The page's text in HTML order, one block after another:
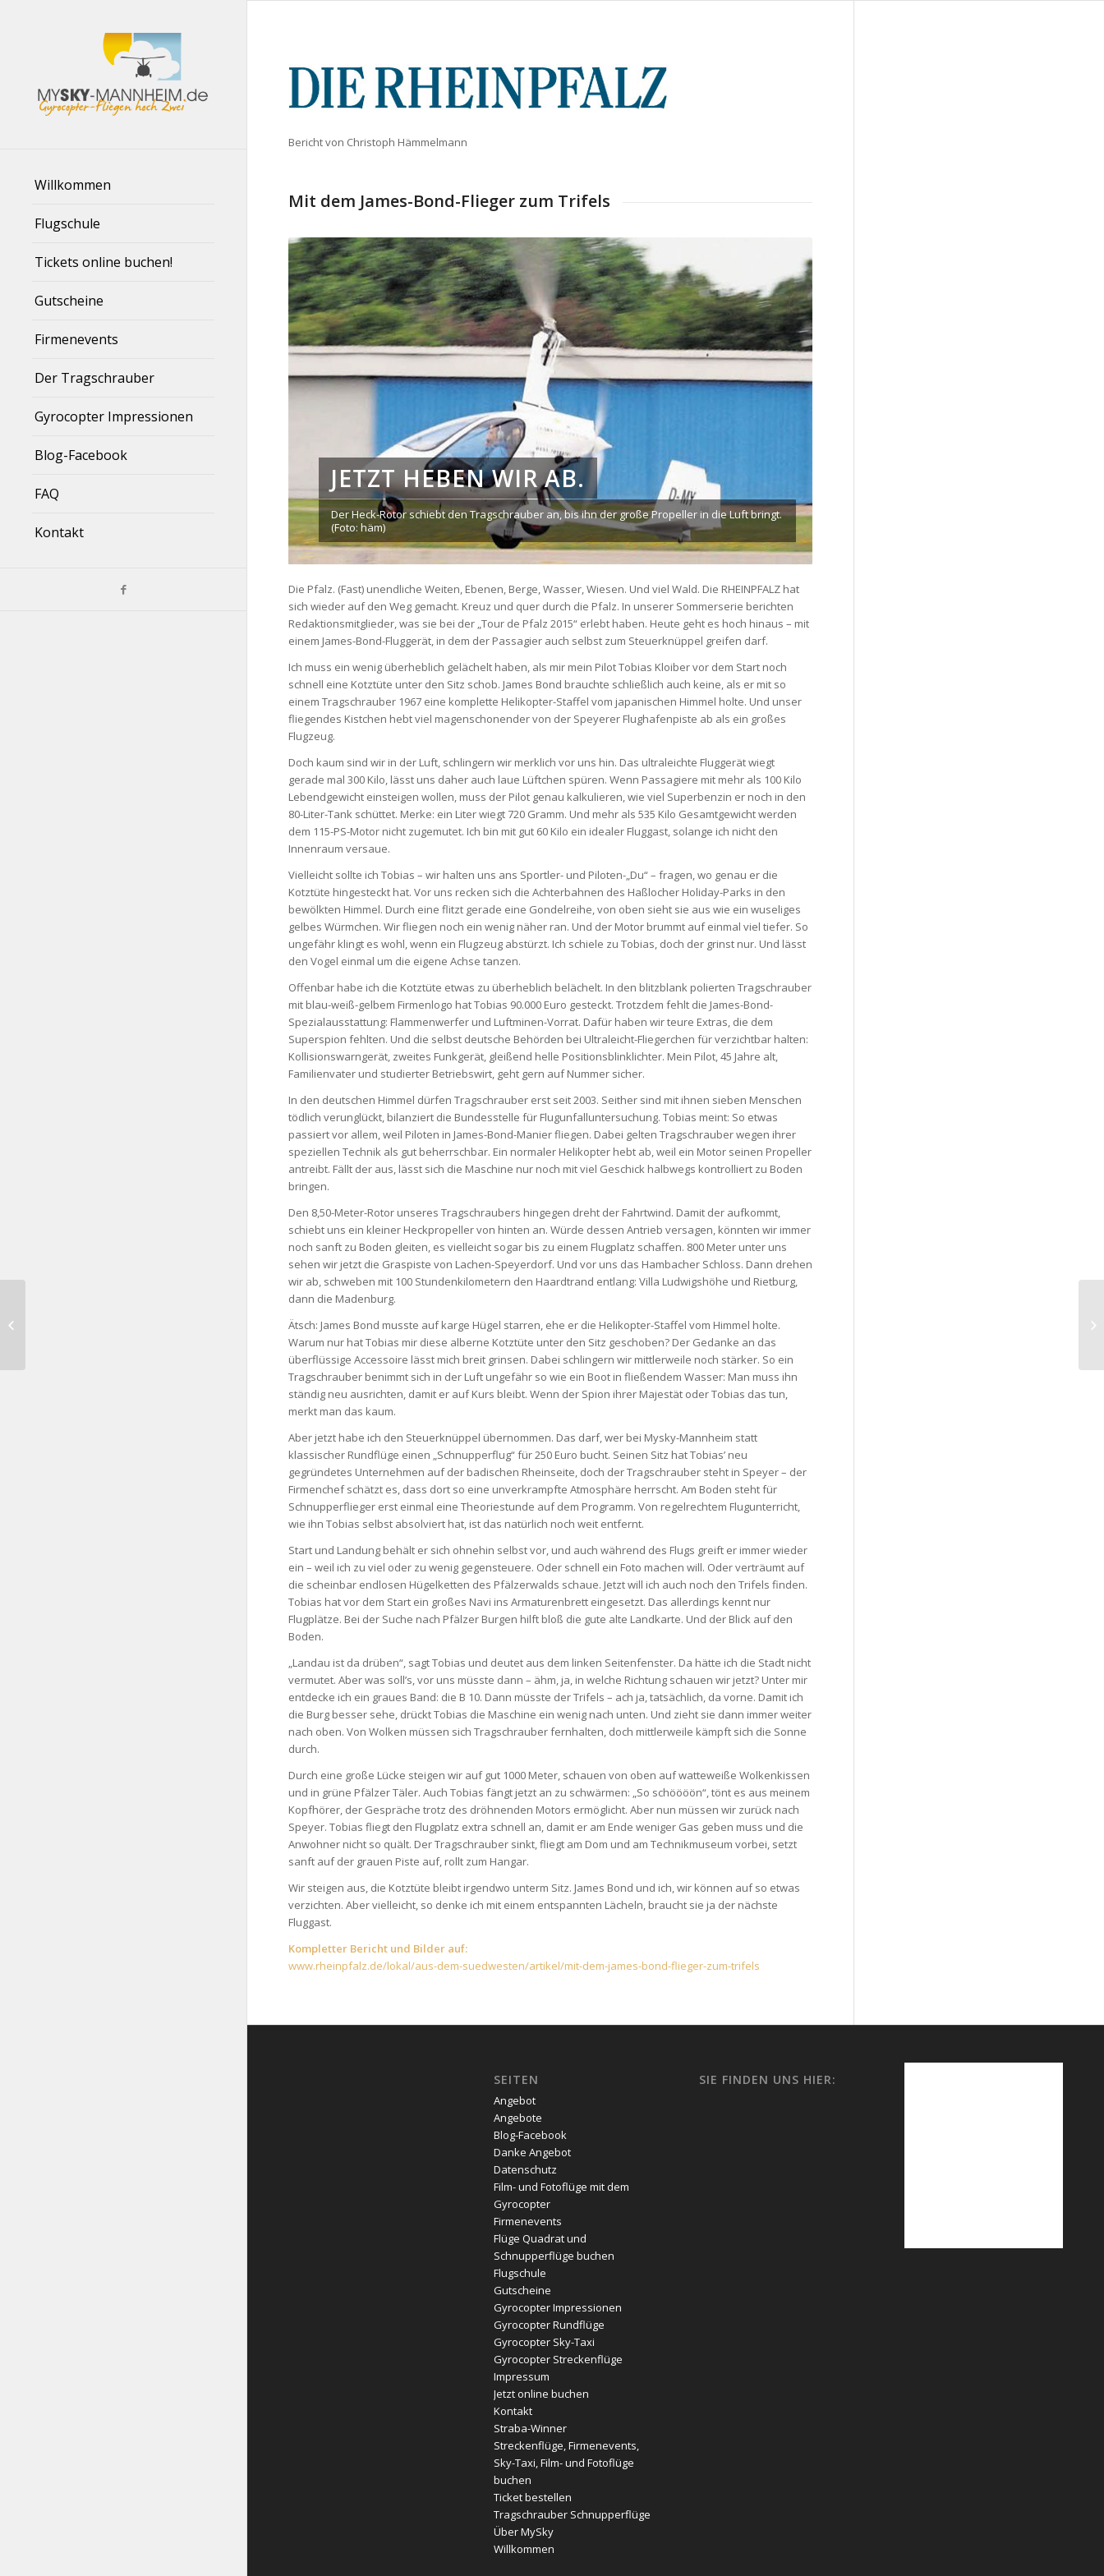
Willkommen
Flugschule
Tickets online buchen!
Gutscheine
Firmenevents
Der Tragschrauber
Gyrocopter Impressionen
Blog-Facebook
FAQ
Kontakt
Bericht von Christoph Hämmelmann
Mit dem James-Bond-Flieger zum Trifels
JETZT HEBEN WIR AB.
Der Heck-Rotor schiebt den Tragschrauber an, bis ihn der große Propeller in die Luft bringt.
(Foto: häm)
Die Pfalz. (Fast) unendliche Weiten, Ebenen, Berge, Wasser, Wiesen. Und viel Wald. Die RHEINPFALZ hat
sich wieder auf den Weg gemacht. Kreuz und quer durch die Pfalz. In unserer Sommerserie berichten
Redaktionsmitglieder, was sie bei der „Tour de Pfalz 2015“ erlebt haben. Heute geht es hoch hinaus – mit
einem James-Bond-Fluggerät, in dem der Passagier auch selbst zum Steuerknüppel greifen darf.
Ich muss ein wenig überheblich gelächelt haben, als mir mein Pilot Tobias Kloiber vor dem Start noch
schnell eine Kotztüte unter den Sitz schob. James Bond brauchte schließlich auch keine, als er mit so
einem Tragschrauber 1967 eine komplette Helikopter-Staffel vom japanischen Himmel holte. Und unser
fliegendes Kistchen hebt viel magenschonender von der Speyerer Flughafenpiste ab als ein großes
Flugzeug.
Doch kaum sind wir in der Luft, schlingern wir merklich vor uns hin. Das ultraleichte Fluggerät wiegt
gerade mal 300 Kilo, lässt uns daher auch laue Lüftchen spüren. Wenn Passagiere mit mehr als 100 Kilo
Lebendgewicht einsteigen wollen, muss der Pilot genau kalkulieren, wie viel Superbenzin er noch in den
80-Liter-Tank schüttet. Merke: ein Liter wiegt 720 Gramm. Und mehr als 535 Kilo Gesamtgewicht werden
dem 115-PS-Motor nicht zugemutet. Ich bin mit gut 60 Kilo ein idealer Fluggast, solange ich nicht den
Innenraum versaue.
Vielleicht sollte ich Tobias – wir halten uns ans Sportler- und Piloten-„Du“ – fragen, wo genau er die
Kotztüte hingesteckt hat. Vor uns recken sich die Achterbahnen des Haßlocher Holiday-Parks in den
bewölkten Himmel. Durch eine flitzt gerade eine Gondelreihe, von oben sieht sie aus wie ein wuseliges
gelbes Würmchen. Wir fliegen noch ein wenig näher ran. Und der Motor brummt auf einmal viel tiefer. So
ungefähr klingt es wohl, wenn ein Flugzeug abstürzt. Ich schiele zu Tobias, doch der grinst nur. Und lässt
den Vogel einmal um die eigene Achse tanzen.
Offenbar habe ich die Kotztüte etwas zu überheblich belächelt. In den blitzblank polierten Tragschrauber
mit blau-weiß-gelbem Firmenlogo hat Tobias 90.000 Euro gesteckt. Trotzdem fehlt die James-Bond-
Spezialausstattung: Flammenwerfer und Luftminen-Vorrat. Dafür haben wir teure Extras, die dem
Superspion fehlten. Und die selbst deutsche Behörden bei Ultraleicht-Fliegerchen für verzichtbar halten:
Kollisionswarngerät, zweites Funkgerät, gleißend helle Positionsblinklichter. Mein Pilot, 45 Jahre alt,
Familienvater und studierter Betriebswirt, geht gern auf Nummer sicher.
In den deutschen Himmel dürfen Tragschrauber erst seit 2003. Seither sind mit ihnen sieben Menschen
tödlich verunglückt, bilanziert die Bundesstelle für Flugunfalluntersuchung. Tobias meint: So etwas
passiert vor allem, weil Piloten in James-Bond-Manier fliegen. Dabei gelten Tragschrauber wegen ihrer
speziellen Technik als gut beherrschbar. Ein normaler Helikopter hebt ab, weil ein Motor seinen Propeller
antreibt. Fällt der aus, lässt sich die Maschine nur noch mit viel Geschick halbwegs kontrolliert zu Boden
bringen.
Den 8,50-Meter-Rotor unseres Tragschraubers hingegen dreht der Fahrtwind. Damit der aufkommt,
schiebt uns ein kleiner Heckpropeller von hinten an. Würde dessen Antrieb versagen, könnten wir immer
noch sanft zu Boden gleiten, es vielleicht sogar bis zu einem Flugplatz schaffen. 800 Meter unter uns
sehen wir jetzt die Graspiste von Lachen-Speyerdorf. Und vor uns das Hambacher Schloss. Dann drehen
wir ab, schweben mit 100 Stundenkilometern den Haardtrand entlang: Villa Ludwigshöhe und Rietburg,
dann die Madenburg.
Ätsch: James Bond musste auf karge Hügel starren, ehe er die Helikopter-Staffel vom Himmel holte.
Warum nur hat Tobias mir diese alberne Kotztüte unter den Sitz geschoben? Der Gedanke an das
überflüssige Accessoire lässt mich breit grinsen. Dabei schlingern wir mittlerweile noch stärker. So ein
Tragschrauber benimmt sich in der Luft ungefähr so wie ein Boot in fließendem Wasser: Man muss ihn
ständig neu ausrichten, damit er auf Kurs bleibt. Wenn der Spion ihrer Majestät oder Tobias das tun,
merkt man das kaum.
Aber jetzt habe ich den Steuerknüppel übernommen. Das darf, wer bei Mysky-Mannheim statt
klassischer Rundflüge einen „Schnupperflug“ für 250 Euro bucht. Seinen Sitz hat Tobias’ neu
gegründetes Unternehmen auf der badischen Rheinseite, doch der Tragschrauber steht in Speyer – der
Firmenchef schätzt es, dass dort so eine unverkrampfte Atmosphäre herrscht. Am Boden steht für
Schnupperflieger erst einmal eine Theoriestunde auf dem Programm. Von regelrechtem Flugunterricht,
wie ihn Tobias selbst absolviert hat, ist das natürlich noch weit entfernt.
Start und Landung behält er sich ohnehin selbst vor, und auch während des Flugs greift er immer wieder
ein – weil ich zu viel oder zu wenig gegensteuere. Oder schnell ein Foto machen will. Oder verträumt auf
die scheinbar endlosen Hügelketten des Pfälzerwalds schaue. Jetzt will ich auch noch den Trifels finden.
Tobias hat vor dem Start ein großes Navi ins Armaturenbrett eingesetzt. Das allerdings kennt nur
Flugplätze. Bei der Suche nach Pfälzer Burgen hilft bloß die gute alte Landkarte. Und der Blick auf den
Boden.
„Landau ist da drüben“, sagt Tobias und deutet aus dem linken Seitenfenster. Da hätte ich die Stadt nicht
vermutet. Aber was soll’s, vor uns müsste dann – ähm, ja, in welche Richtung schauen wir jetzt? Unter mir
entdecke ich ein graues Band: die B 10. Dann müsste der Trifels – ach ja, tatsächlich, da vorne. Damit ich
die Burg besser sehe, drückt Tobias die Maschine ein wenig nach unten. Und zieht sie dann immer weiter
nach oben. Von Wolken müssen sich Tragschrauber fernhalten, doch mittlerweile kämpft sich die Sonne
durch.
Durch eine große Lücke steigen wir auf gut 1000 Meter, schauen von oben auf watteweiße Wolkenkissen
und in grüne Pfälzer Täler. Auch Tobias fängt jetzt an zu schwärmen: „So schöööön“, tönt es aus meinem
Kopfhörer, der Gespräche trotz des dröhnenden Motors ermöglicht. Aber nun müssen wir zurück nach
Speyer. Tobias fliegt den Flugplatz extra schnell an, damit er am Ende weniger Gas geben muss und die
Anwohner nicht so quält. Der Tragschrauber sinkt, fliegt am Dom und am Technikmuseum vorbei, setzt
sanft auf der grauen Piste auf, rollt zum Hangar.
Wir steigen aus, die Kotztüte bleibt irgendwo unterm Sitz. James Bond und ich, wir können auf so etwas
verzichten. Aber vielleicht, so denke ich mit einem entspannten Lächeln, braucht sie ja der nächste
Fluggast.
Kompletter Bericht und Bilder auf:
www.rheinpfalz.de/lokal/aus-dem-suedwesten/artikel/mit-dem-james-bond-flieger-zum-trifels
SEITEN
Angebot
Angebote
Blog-Facebook
Danke Angebot
Datenschutz
Film- und Fotoflüge mit dem
Gyrocopter
Firmenevents
Flüge Quadrat und
Schnupperflüge buchen
Flugschule
Gutscheine
Gyrocopter Impressionen
Gyrocopter Rundflüge
Gyrocopter Sky-Taxi
Gyrocopter Streckenflüge
Impressum
Jetzt online buchen
Kontakt
Straba-Winner
Streckenflüge, Firmenevents,
Sky-Taxi, Film- und Fotoflüge
buchen
Ticket bestellen
Tragschrauber Schnupperflüge
Über MySky
Willkommen
SIE FINDEN UNS HIER: